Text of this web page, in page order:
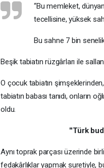
“Bu memleket,
tecellisine, yüksek
Bu sahne 7 bin
Beşik tabiatın rüzgârları ile
O çocuk tabiatın şimşeklerinden,
tabiatın babası tanıdı, onların
oldu.
''Türk
Aynı toprak parçası üzerinde
fedakârlıklar yapmak suretiyle,